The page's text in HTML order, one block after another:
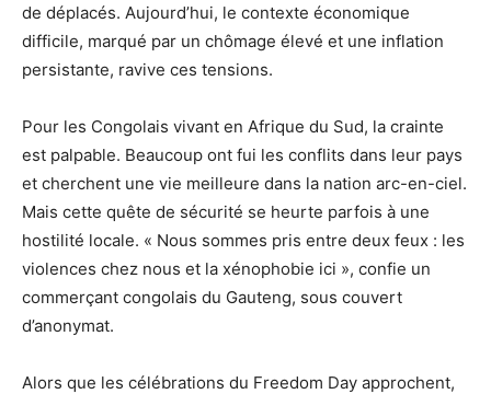
de déplacés. Aujourd’hui, le contexte économique
difficile, marqué par un chômage élevé et une inflation
persistante, ravive ces tensions.
Pour les Congolais vivant en Afrique du Sud, la crainte
est palpable. Beaucoup ont fui les conflits dans leur pays
et cherchent une vie meilleure dans la nation arc-en-ciel.
Mais cette quête de sécurité se heurte parfois à une
hostilité locale. « Nous sommes pris entre deux feux : les
violences chez nous et la xénophobie ici », confie un
commerçant congolais du Gauteng, sous couvert
d’anonymat.
Alors que les célébrations du Freedom Day approchent,